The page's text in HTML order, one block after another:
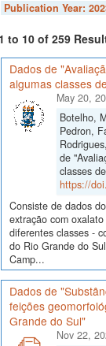
Publication Year:
to 10 of 259
Dados de
algumas classes
May 20,
Botelho,
Pedron,
de
classes
https://
Consiste de dados
extração com
diferentes classes -
do Rio Grande do
Camp...
Dados de
feições
Grande do Sul"
Nov 22,